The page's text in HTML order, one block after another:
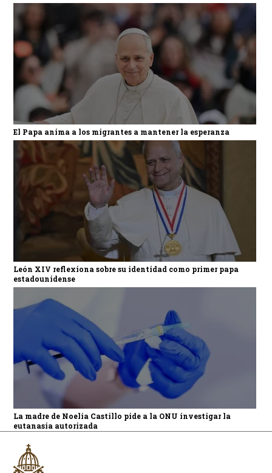
El Papa anima a los migrantes a mantener la esperanza
León XIV reflexiona sobre su identidad como primer papa
estadounidense
La madre de Noelia Castillo pide a la ONU investigar la
eutanasia autorizada